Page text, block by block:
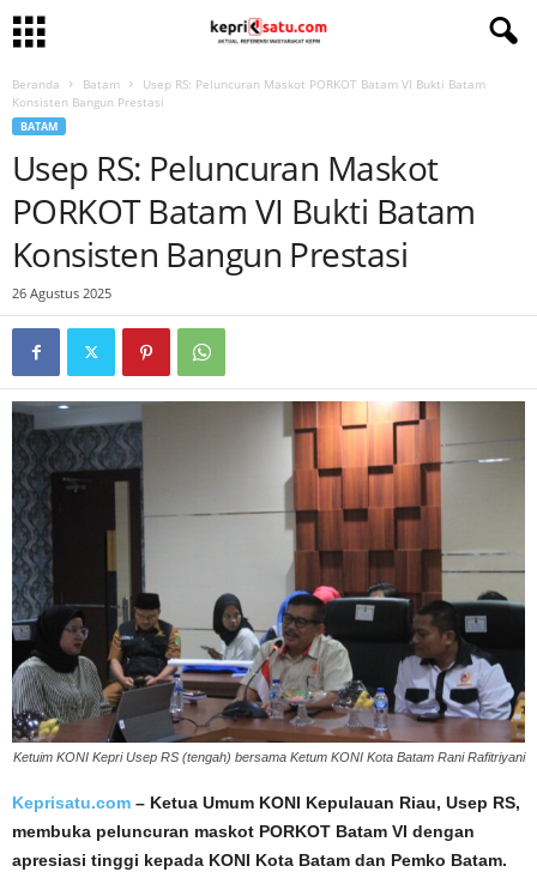
Beranda Batam
Usep RS: Peluncuran Maskot PORKOT Batam VI Bukti Batam
Konsisten Bangun Prestasi
BATAM
Usep RS: Peluncuran Maskot
PORKOT Batam VI Bukti Batam
Konsisten Bangun Prestasi
26 Agustus 2025
Ketuim KONI Kepri Usep RS (tengah) bersama Ketum KONI Kota Batam Rani Rafitriyani
Keprisatu.com – Ketua Umum KONI Kepulauan Riau, Usep RS,
membuka peluncuran maskot PORKOT Batam VI dengan
apresiasi tinggi kepada KONI Kota Batam dan Pemko Batam.